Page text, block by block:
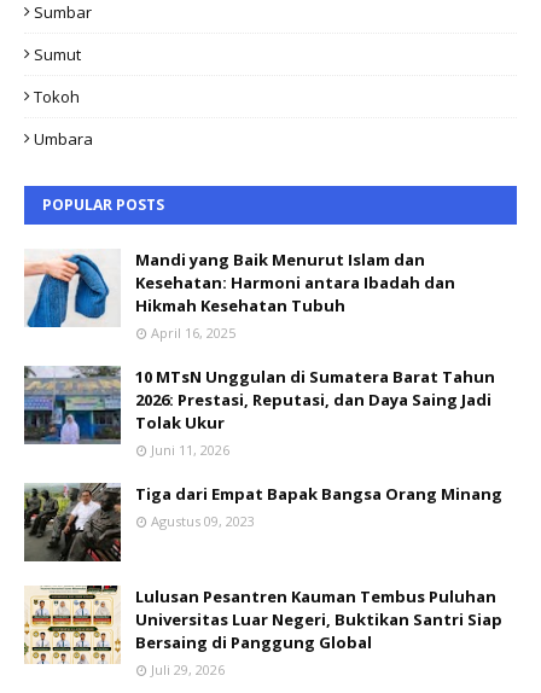
Sumbar
Sumut
Tokoh
Umbara
POPULAR POSTS
Mandi yang Baik Menurut Islam dan
Kesehatan: Harmoni antara Ibadah dan
Hikmah Kesehatan Tubuh
April 16, 2025
10 MTsN Unggulan di Sumatera Barat Tahun
2026: Prestasi, Reputasi, dan Daya Saing Jadi
Tolak Ukur
Juni 11, 2026
Tiga dari Empat Bapak Bangsa Orang Minang
Agustus 09, 2023
Lulusan Pesantren Kauman Tembus Puluhan
Universitas Luar Negeri, Buktikan Santri Siap
Bersaing di Panggung Global
Juli 29, 2026